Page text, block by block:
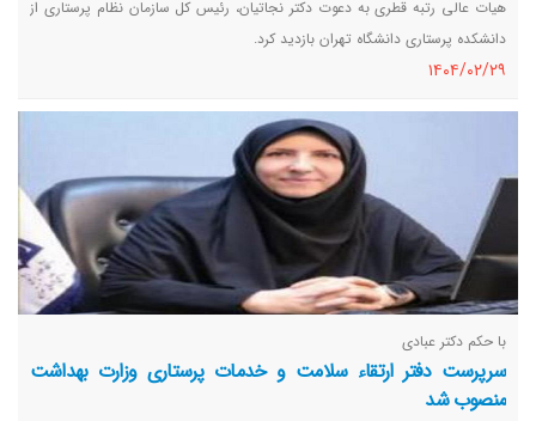
هیات عالی رتبه قطری به دعوت دکتر نجاتیان، رئیس کل سازمان نظام پرستاری از
دانشکده پرستاری دانشگاه تهران بازدید کرد.
١٤٠٤/٠٢/٢٩
با حکم دکتر عبادی
سرپرست دفتر ارتقاء سلامت و خدمات پرستاری وزارت بهداشت
منصوب شد